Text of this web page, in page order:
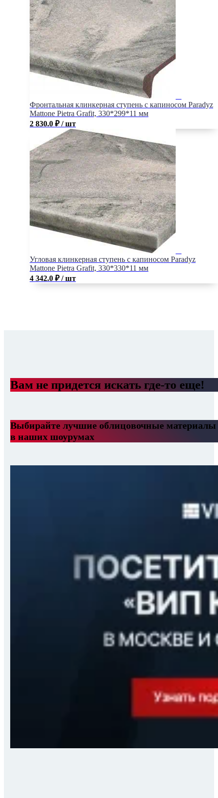
Фронтальная клинкерная ступень с капиносом Paradyz
Mattone Pietra Grafit, 330*299*11 мм
2 830.0 ₽ / шт
Угловая клинкерная ступень с капиносом Paradyz
Mattone Pietra Grafit, 330*330*11 мм
4 342.0 ₽ / шт
Вам не придется искать где-то еще!
Выбирайте лучшие облицовочные материалы
в наших шоурумах